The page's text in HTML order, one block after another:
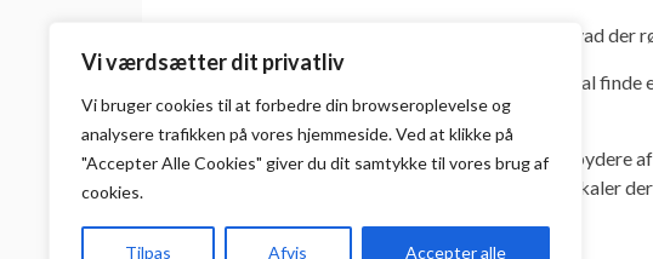
Vi værdsætter dit privatliv
Vi bruger cookies til at forbedre din browseroplevelseog
analyseretrafikken på vores hjemmeside.Ved at klikke på
"Accepter Alle Cookies" giver du dit samtykke til vores brug af
cookies.
Tilpas Afvis Accepter alle
Kontorlokaler-til-leje.dk giver dig en indsigt i, hvad
Mangler du ekstra kontorplads, og står du og skal
forudsætninger for at finde det, du søger.
Vi samarbejder med landets mest attraktive udbydere
kan få dannet et overblik over, hvilke erhvervslokaler
Redaktionen